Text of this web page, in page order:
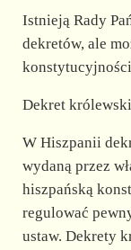
Istnieją Rady
dekretów, ale
Dekret królewski
W Hiszpanii
wydaną przez
hiszpańską
regulować
ustaw. Dekrety